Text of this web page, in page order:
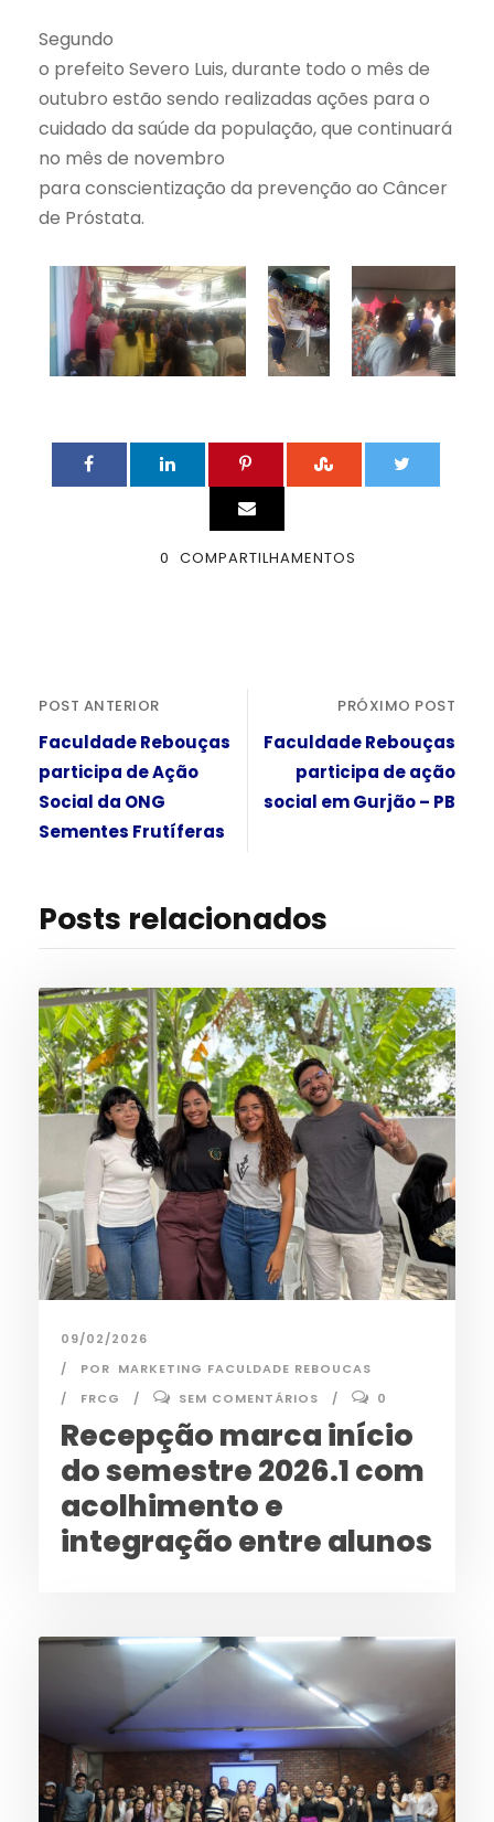
Segundo
o prefeito Severo Luis, durante todo o mês de
outubro estão sendo realizadas ações para o
cuidado da saúde da população, que continuará
no mês de novembro
para conscientização da prevenção ao Câncer
de Próstata.
0 COMPARTILHAMENTOS
POST ANTERIOR
Faculdade Rebouças
participa de Ação
Social da ONG
Sementes Frutíferas
PRÓXIMO POST
Faculdade Rebouças
participa de ação
social em Gurjão – PB
Posts relacionados
09/02/2026
POR MARKETING FACULDADE REBOUCAS
FRCG
SEM COMENTÁRIOS 0
Recepção marca início
do semestre 2026.1 com
acolhimento e
integração entre alunos